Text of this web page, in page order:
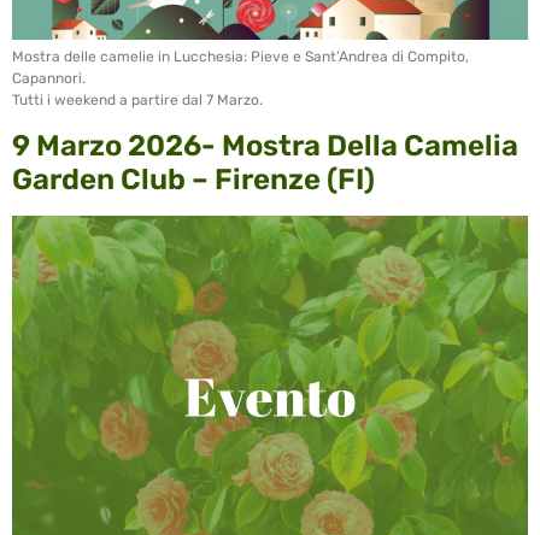
Mostra delle camelie in Lucchesia: Pieve e Sant’Andrea di Compito,
Capannori.
Tutti i weekend a partire dal 7 Marzo.
9 Marzo 2026- Mostra Della Camelia
Garden Club – Firenze (FI)